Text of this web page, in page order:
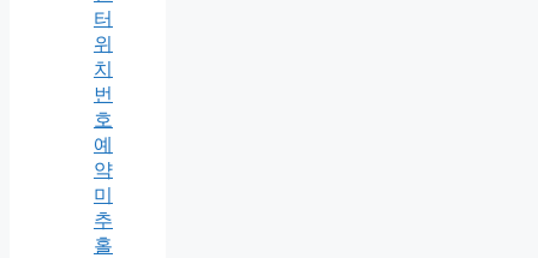
터
위
치
번
호
예
약
미
추
홀